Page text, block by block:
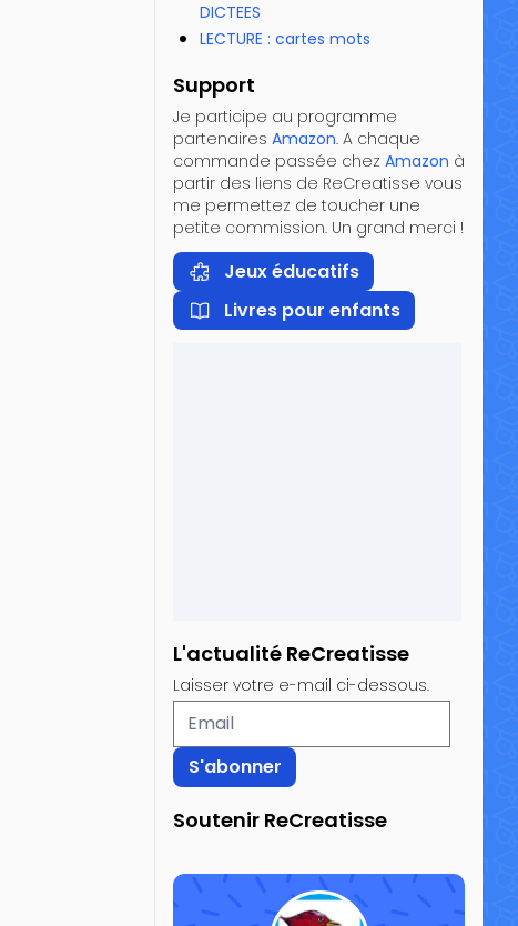
DICTEES
LECTURE : cartes mots
Support
Je participe au programme
partenaires Amazon. A chaque
commande passée chez Amazon à
partir des liens de ReCreatisse vous
me permettez de toucher une
petite commission. Un grand merci !
Jeux éducatifs
Livres pour enfants
L'actualité ReCreatisse
Laisser votre e-mail ci-dessous.
Soutenir ReCreatisse